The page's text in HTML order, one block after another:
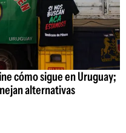
cómo sigue en Uruguay;
alternativas